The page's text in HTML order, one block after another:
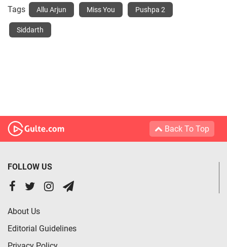
Tags Allu Arjun Miss You Pushpa 2
Siddarth
Back To Top
FOLLOW US
About Us
Editorial Guidelines